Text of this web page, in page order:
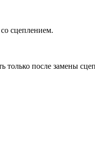
сцеплением.
только после замены